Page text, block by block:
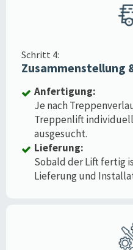
Schritt 4:
Zusammenstellung
Anfertigung:
Je nach
Treppenlift
ausgesucht.
Lieferung:
Sobald der Lift fertig
Lieferung und